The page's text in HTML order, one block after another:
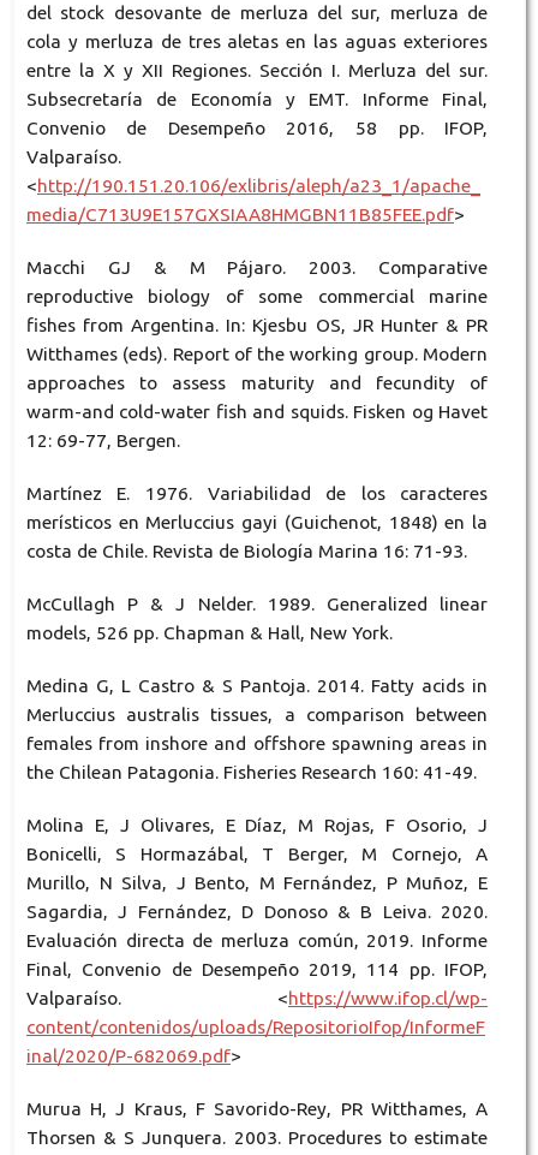
del stock desovante de merluza del sur, merluza de
cola y merluza de tres aletas en las aguas exteriores
entre la X y XII Regiones. Sección I. Merluza del sur.
Subsecretaría de Economía y EMT. Informe Final,
Convenio de Desempeño 2016, 58 pp. IFOP,
Valparaíso.
<http://190.151.20.106/exlibris/aleph/a23_1/apache_
media/C713U9E157GXSIAA8HMGBN11B85FEE.pdf>
Macchi GJ & M Pájaro. 2003. Comparative
reproductive biology of some commercial marine
fishes from Argentina. In: Kjesbu OS, JR Hunter & PR
Witthames (eds). Report of the working group. Modern
approaches to assess maturity and fecundity of
warm-and cold-water fish and squids. Fisken og Havet
12: 69-77, Bergen.
Martínez E. 1976. Variabilidad de los caracteres
merísticos en Merluccius gayi (Guichenot, 1848) en la
costa de Chile. Revista de Biología Marina 16: 71-93.
McCullagh P & J Nelder. 1989. Generalized linear
models, 526 pp. Chapman & Hall, New York.
Medina G, L Castro & S Pantoja. 2014. Fatty acids in
Merluccius australis tissues, a comparison between
females from inshore and offshore spawning areas in
the Chilean Patagonia. Fisheries Research 160: 41-49.
Molina E, J Olivares, E Díaz, M Rojas, F Osorio, J
Bonicelli, S Hormazábal, T Berger, M Cornejo, A
Murillo, N Silva, J Bento, M Fernández, P Muñoz, E
Sagardia, J Fernández, D Donoso & B Leiva. 2020.
Evaluación directa de merluza común, 2019. Informe
Final, Convenio de Desempeño 2019, 114 pp. IFOP,
Valparaíso. <https://www.ifop.cl/wp-
content/contenidos/uploads/RepositorioIfop/InformeF
inal/2020/P-682069.pdf>
Murua H, J Kraus, F Savorido-Rey, PR Witthames, A
Thorsen & S Junquera. 2003. Procedures to estimate